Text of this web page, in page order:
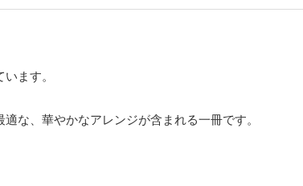
ます。
な、華やかなアレンジが含まれる一冊です。